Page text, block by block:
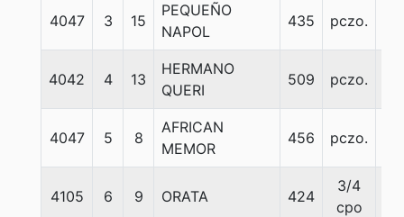
4047 3 15
PEQUEÑO
NAPOL
435 pczo.
4042 4 13
HERMANO
QUERI
509 pczo.
4047 5 8
AFRICAN
MEMOR
456 pczo.
4105 6 9 ORATA 424
3/4
cpo